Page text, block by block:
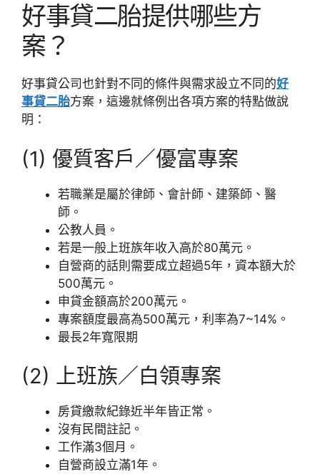
好事貸二胎提供哪些方
案？
好事貸公司也針對不同的條件與需求設立不同的好
事貸二胎方案，這邊就條例出各項方案的特點做說
明：
(1) 優質客戶／優富專案
若職業是屬於律師、會計師、建築師、醫
師。
公教人員。
若是一般上班族年收入高於80萬元。
自營商的話則需要成立超過5年，資本額大於
500萬元。
申貸金額高於200萬元。
專案額度最高為500萬元，利率為7~14%。
最長2年寬限期
(2) 上班族／白領專案
房貸繳款紀錄近半年皆正常。
沒有民間註記。
工作滿3個月。
自營商設立滿1年。